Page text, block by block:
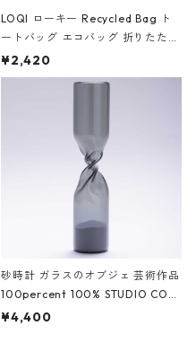
LOQI ローキー Recycled Bag ト
ートバッグ エコバッグ 折りたたみ
大きめ 撥水加工 収納ポーチ CRO
CODILE/Black クロコダイル/ブラ
¥2,420
砂時計 ガラスのオブジェ 芸術作品
100percent 100% STUDIO COH
AKU Timeless 100パーセント ス
¥4,400